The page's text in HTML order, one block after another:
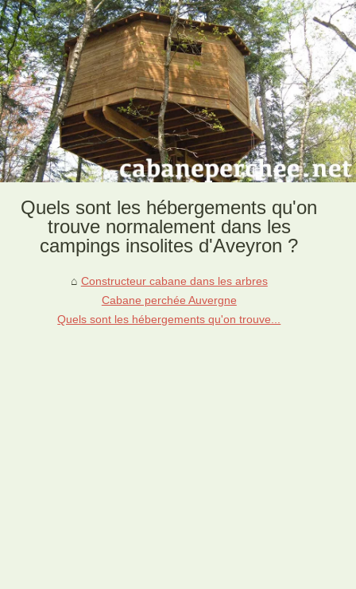
Quels sont les hébergements qu'on
trouve normalement dans les
campings insolites d'Aveyron ?
Constructeur cabane dans les arbres
Cabane perchée Auvergne
Quels sont les hébergements qu'on trouve...